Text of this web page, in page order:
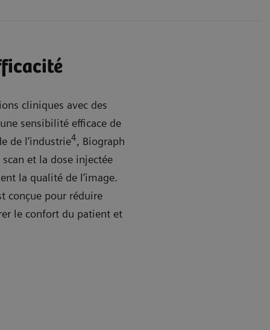
cliniques avec des
sensibilité efficace de
de l’industrie4, Biograph
et la dose injectée
la qualité de l’image.
conçue pour réduire
le confort du patient et